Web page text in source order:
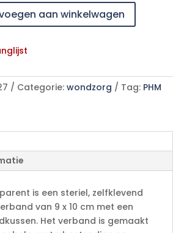
aan winkelwagen
Categorie: wondzorg Tag: PHM
is een steriel, zelfklevend
van 9 x 10 cm met een
Het verband is gemaakt